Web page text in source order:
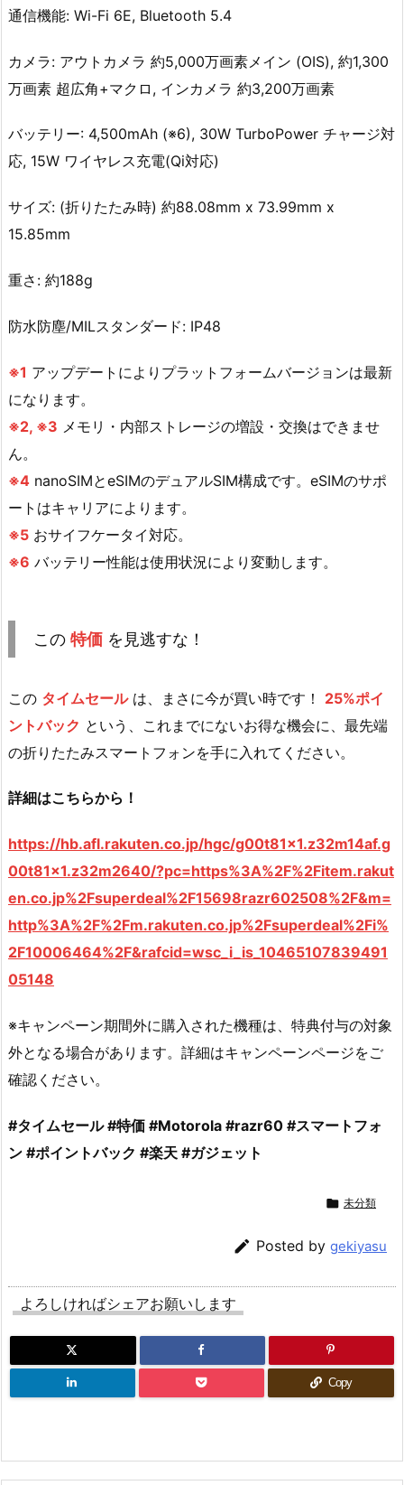
通信機能: Wi-Fi 6E, Bluetooth 5.4
カメラ: アウトカメラ 約5,000万画素メイン (OIS), 約1,300
万画素 超広角+マクロ, インカメラ 約3,200万画素
バッテリー: 4,500mAh (※6), 30W TurboPower チャージ対
応, 15W ワイヤレス充電(Qi対応)
サイズ: (折りたたみ時) 約88.08mm x 73.99mm x
15.85mm
重さ: 約188g
防水防塵/MILスタンダード: IP48
※1 アップデートによりプラットフォームバージョンは最新
になります。
※2, ※3 メモリ・内部ストレージの増設・交換はできませ
ん。
※4 nanoSIMとeSIMのデュアルSIM構成です。eSIMのサポ
ートはキャリアによります。
※5 おサイフケータイ対応。
※6 バッテリー性能は使用状況により変動します。
この 特価 を見逃すな！
この タイムセールは、まさに今が買い時です！ 25%ポイ
ントバック という、これまでにないお得な機会に、最先端
の折りたたみスマートフォンを手に入れてください。
詳細はこちらから！
https://hb.afl.rakuten.co.jp/hgc/g00t81x1.z32m14af.g
00t81x1.z32m2640/?pc=https%3A%2F%2Fitem.rakut
en.co.jp%2Fsuperdeal%2F15698razr602508%2F&m=
http%3A%2F%2Fm.rakuten.co.jp%2Fsuperdeal%2Fi%
2F10006464%2F&rafcid=wsc_i_is_10465107839491
05148
※キャンペーン期間外に購入された機種は、特典付与の対象
外となる場合があります。詳細はキャンペーンページをご
確認ください。
#タイムセール #特価 #Motorola #razr60 #スマートフォ
ン #ポイントバック #楽天 #ガジェット
 未分類
 Posted by gekiyasu
よろしければシェアお願いします
Copy